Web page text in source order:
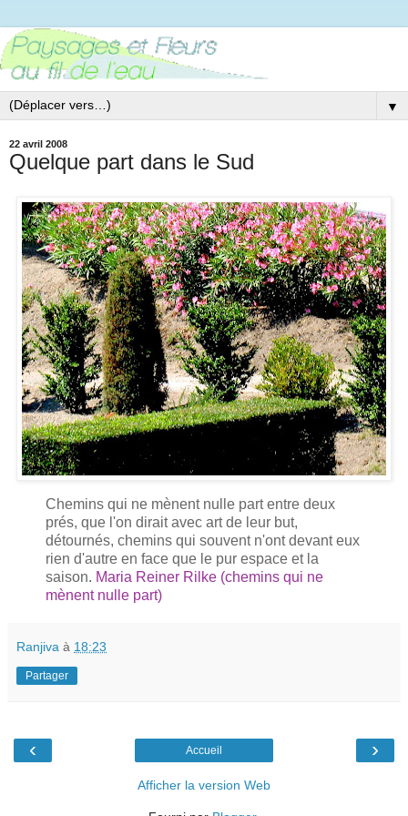
▼
22 avril 2008
Quelque part dans le Sud
Chemins qui ne mènent nulle part entre deux
prés, que l'on dirait avec art de leur but,
détournés, chemins qui souvent n'ont devant eux
rien d'autre en face que le pur espace et la
saison. Maria Reiner Rilke (chemins qui ne
mènent nulle part)
Ranjiva à 18:23
Partager
‹ ›
Accueil
Afficher la version Web